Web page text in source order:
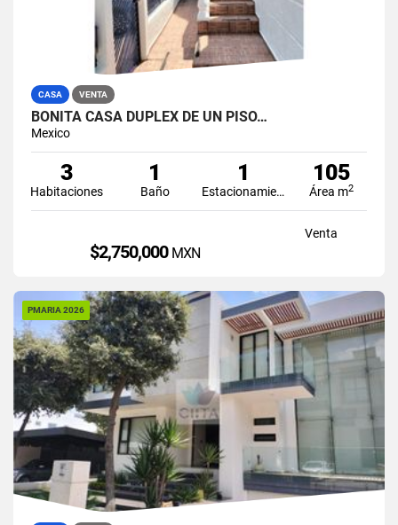
CASA VENTA
BONITA CASA DUPLEX DE UN PISO…
Mexico
3
Habitaciones
1
Baño
1
Estacionamiento
105
Área m2
Venta
$2,750,000 MXN
PMARIA 2026